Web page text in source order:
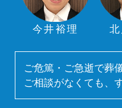
今井裕理
ご危篤・ご急逝で葬
ご相談がなくても、